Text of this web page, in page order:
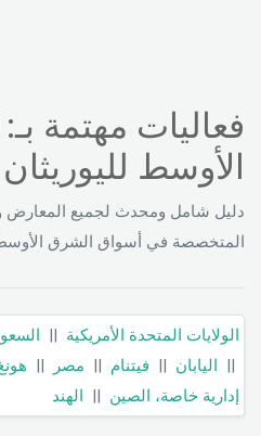
فعاليات مهتمة
الأوسط لليوريثان
دليل شامل ومحدث لجميع المعارض
المتخصصة في أسواق الشرق الأوسط
الولايات المتحدة الأمريكية ||
|| اليابان || فيتنام || مصر ||
إدارية خاصة، الصين || الهند